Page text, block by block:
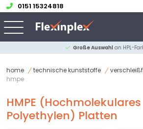
0151 15324818
Große Auswahl an HPL-
home technische kunststoffe
hmpe
HMPE (Hochmolekulares
Polyethylen) Platten